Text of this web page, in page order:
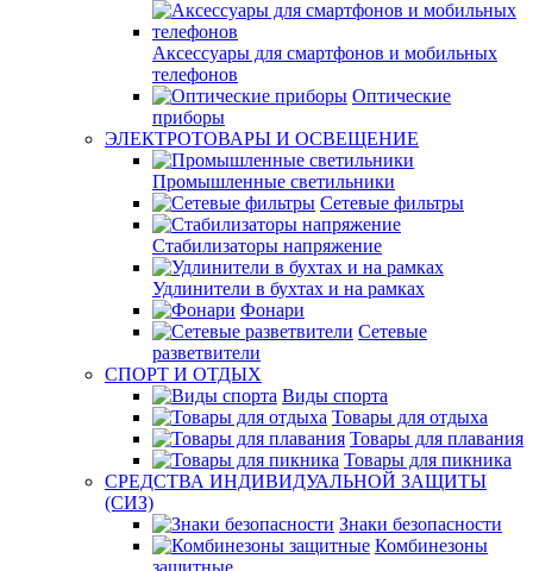
Аксессуары для смартфонов и мобильных
телефонов
Оптические
приборы
ЭЛЕКТРОТОВАРЫ И ОСВЕЩЕНИЕ
Промышленные светильники
Сетевые фильтры
Стабилизаторы напряжение
Удлинители в бухтах и на рамках
Фонари
Сетевые
разветвители
СПОРТ И ОТДЫХ
Виды спорта
Товары для отдыха
Товары для плавания
Товары для пикника
СРЕДСТВА ИНДИВИДУАЛЬНОЙ ЗАЩИТЫ
(СИЗ)
Знаки безопасности
Комбинезоны
защитные